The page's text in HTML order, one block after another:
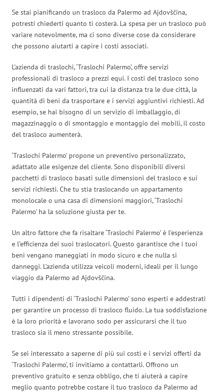
Se stai pianificando un trasloco da Palermo ad Ajdovščina,
potresti chiederti quanto ti costerà. La spesa per un trasloco può
variare notevolmente, ma ci sono diverse cose da considerare
che possono aiutarti a capire i costi associati.
L’azienda di traslochi, ‘Traslochi Palermo’, offre servizi
professionali di trasloco a prezzi equi. I costi del trasloco sono
influenzati da vari fattori, tra cui la distanza tra le due città, la
quantità di beni da trasportare e i servizi aggiuntivi richiesti. Ad
esempio, se hai bisogno di un servizio di imballaggio, di
magazzinaggio o di smontaggio e montaggio dei mobili, il costo
del trasloco aumenterà.
‘Traslochi Palermo’ propone un preventivo personalizzato,
adattato alle esigenze del cliente. Sono disponibili diversi
pacchetti di trasloco basati sulle dimensioni del trasloco e sui
servizi richiesti. Che tu stia traslocando un appartamento
monolocale o una casa di dimensioni maggiori, ‘Traslochi
Palermo’ ha la soluzione giusta per te.
Un altro fattore che fa risaltare ‘Traslochi Palermo’ è l’esperienza
e l’efficienza dei suoi traslocatori. Questo garantisce che i tuoi
beni vengano maneggiati in modo sicuro e che nulla si
danneggi. L’azienda utilizza veicoli moderni, ideali per il lungo
viaggio da Palermo ad Ajdovščina.
Tutti i dipendenti di ‘Traslochi Palermo’ sono esperti e addestrati
per garantire un processo di trasloco fluido. La tua soddisfazione
è la loro priorità e lavorano sodo per assicurarsi che il tuo
trasloco sia il meno stressante possibile.
Se sei interessato a saperne di più sui costi e i servizi offerti da
‘Traslochi Palermo’, ti invitiamo a contattarli. Offrono un
preventivo gratuito e senza obbligo, che ti aiuterà a capire
meglio quanto potrebbe costare il tuo trasloco da Palermo ad